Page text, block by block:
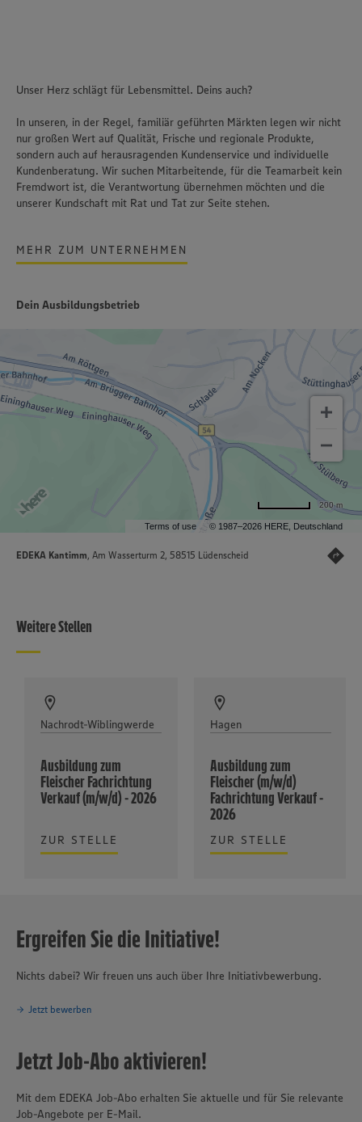
Unser Herz schlägt für Lebensmittel. Deins auch?
In unseren, in der Regel, familiär geführten Märkten legen wir nicht
nur großen Wert auf Qualität, Frische und regionale Produkte,
sondern auch auf herausragenden Kundenservice und individuelle
Kundenberatung. Wir suchen Mitarbeitende, für die Teamarbeit kein
Fremdwort ist, die Verantwortung übernehmen möchten und die
unserer Kundschaft mit Rat und Tat zur Seite stehen.
MEHR ZUM UNTERNEHMEN
Dein Ausbildungsbetrieb
Terms of use © 1987–2026 HERE, Deutschland
200 m
EDEKA Kantimm, Am Wasserturm 2, 58515 Lüdenscheid
Weitere Stellen
Nachrodt-Wiblingwerde
Ausbildung zum
Fleischer Fachrichtung
Verkauf (m/w/d) - 2026
ZUR STELLE
Hagen
Ausbildung zum
Fleischer (m/w/d)
Fachrichtung Verkauf -
2026
ZUR STELLE
Ergreifen Sie die Initiative!
Nichts dabei? Wir freuen uns auch über Ihre Initiativbewerbung.
Jetzt bewerben
Jetzt Job-Abo aktivieren!
Mit dem EDEKA Job-Abo erhalten Sie aktuelle und für Sie relevante
Job-Angebote per E-Mail.